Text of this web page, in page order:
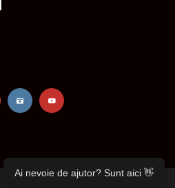
Ai nevoie de ajutor? Sunt aici 👋